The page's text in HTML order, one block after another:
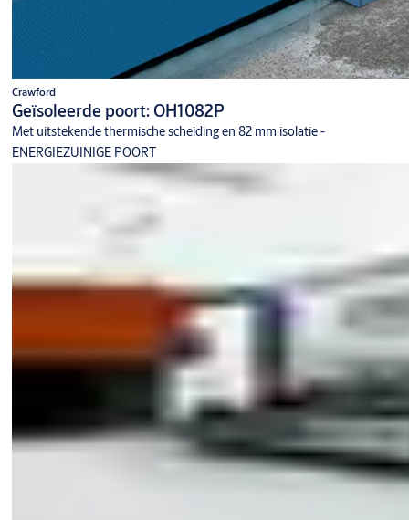
Crawford
Geïsoleerde poort: OH1082P
Met uitstekende thermische scheiding en 82 mm isolatie -
ENERGIEZUINIGE POORT